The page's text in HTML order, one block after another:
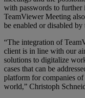
with passwords to further
TeamViewer Meeting
be enabled or disabled by
“The integration of
client is in line with our
solutions to digitalize
cases that can be
platform for companies
world,” Christoph